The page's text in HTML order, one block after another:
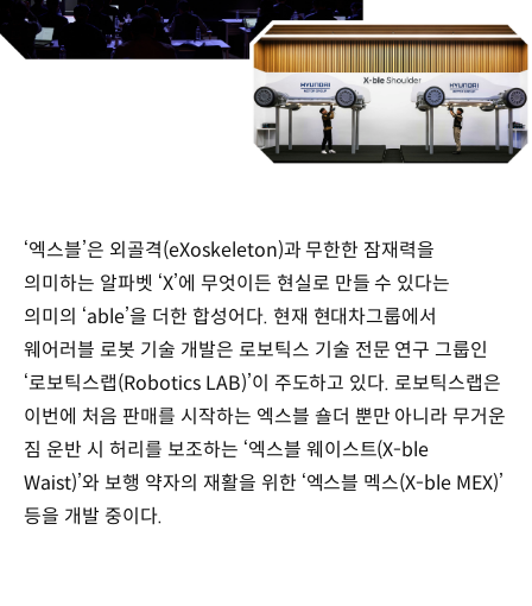
‘엑스블’은 외골격(eXoskeleton)과 무한한 잠재력을
의미하는 알파벳 ‘X’에 무엇이든 현실로 만들 수 있다는
의미의 ‘able’을 더한 합성어다. 현재 현대차그룹에서
웨어러블 로봇 기술 개발은 로보틱스 기술 전문 연구 그룹인
‘로보틱스랩(Robotics LAB)’이 주도하고 있다. 로보틱스랩은
이번에 처음 판매를 시작하는 엑스블 숄더 뿐만 아니라 무거운
짐 운반 시 허리를 보조하는 ‘엑스블 웨이스트(X-ble
Waist)’와 보행 약자의 재활을 위한 ‘엑스블 멕스(X-ble MEX)’
등을 개발 중이다.